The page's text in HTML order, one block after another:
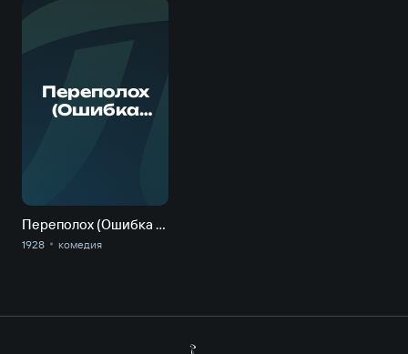
Переполох
(Ошибка
Переполох (Ошибка генерала Стрехи)
1928 комедия